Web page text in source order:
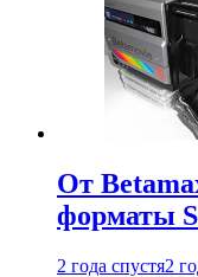
От
форматы
2 года спустя2